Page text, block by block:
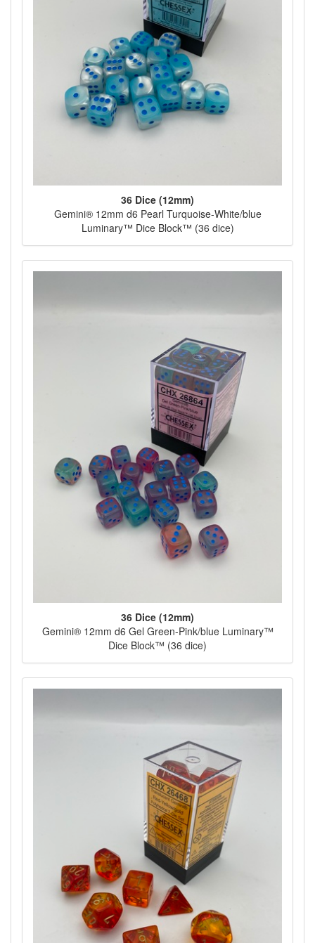
36 Dice (12mm)
Gemini® 12mm d6 Pearl Turquoise-White/blue
Luminary™ Dice Block™ (36 dice)
36 Dice (12mm)
Gemini® 12mm d6 Gel Green-Pink/blue Luminary™
Dice Block™ (36 dice)